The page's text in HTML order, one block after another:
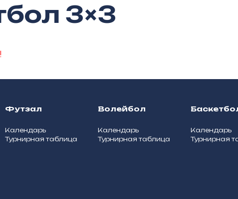
3×3
Футзал
Календарь
Турнирная таблица
Волейбол
Календарь
Турнирная таблица
Календарь
Турнирная